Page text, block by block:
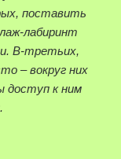
поставить
лабиринт
В-третьих,
– вокруг них
доступ к ним